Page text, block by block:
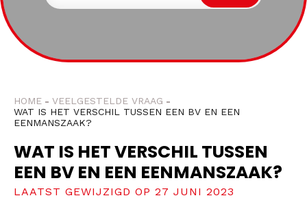
HOME
VEELGESTELDE VRAAG
WAT IS HET VERSCHIL TUSSEN EEN BV EN EEN
EENMANSZAAK?
WAT IS HET VERSCHIL TUSSEN
EEN BV EN EEN EENMANSZAAK?
LAATST GEWIJZIGD OP 27 JUNI 2023